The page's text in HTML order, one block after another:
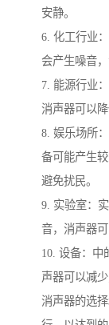
安静。
6. 化工行业
会产生噪音
7. 能源行业
消声器可以
8. 娱乐场所
备可能产生
避免扰民。
9. 实验室：
音，消声器
10. 设备：中
声器可以减
消声器的选